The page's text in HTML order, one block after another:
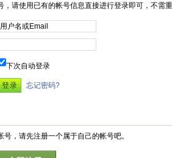
，请使用已有的帐号信息直接进行登录即可，不需
下次自动登录
忘记密码?
，请先注册一个属于自己的帐号吧。